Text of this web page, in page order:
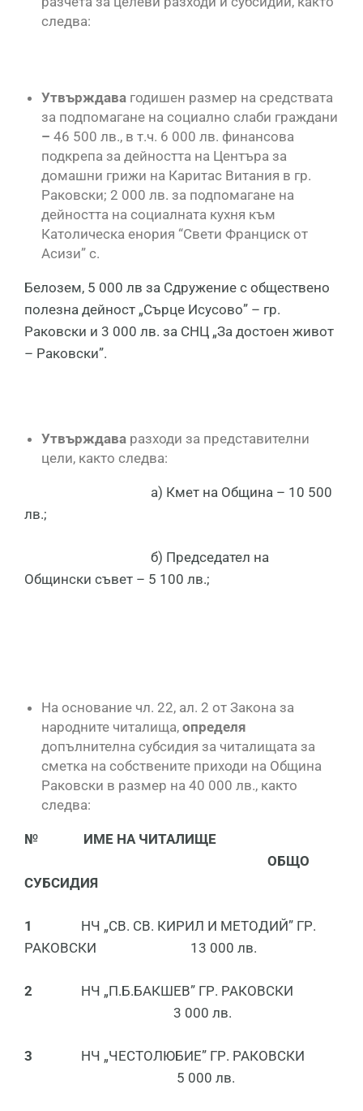
следва:
Утвърждава годишен размер на средствата
за подпомагане на социално слаби граждани
– 46 500 лв., в т.ч. 6 000 лв. финансова
подкрепа за дейността на Центъра за
домашни грижи на Каритас Витания в гр.
Раковски; 2 000 лв. за подпомагане на
дейността на социалната кухня към
Католическа енория “Свети Франциск от
Асизи” с.
Белозем, 5 000 лв за Сдружение с обществено
полезна дейност „Сърце Исусово” – гр.
Раковски и 3 000 лв. за СНЦ „За достоен живот
– Раковски”.
Утвърждава разходи за представителни
цели, както следва:
а) Кмет на Община – 10 500
лв.;
б) Председател на
Общински съвет – 5 100 лв.;
На основание чл. 22, ал. 2 от Закона за
народните читалища, определя
допълнителна субсидия за читалищата за
сметка на собствените приходи на Община
Раковски в размер на 40 000 лв., както
следва:
№
ИМЕ НА ЧИТАЛИЩЕ
ОБЩО
СУБСИДИЯ
1
НЧ „СВ. СВ. КИРИЛ И МЕТОДИЙ” ГР.
РАКОВСКИ 13 000 лв.
2
НЧ „П.Б.БАКШЕВ” ГР. РАКОВСКИ
3 000 лв.
3
НЧ „ЧЕСТОЛЮБИЕ” ГР. РАКОВСКИ
5 000 лв.